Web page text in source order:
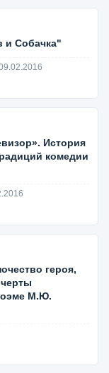
и Собачка"
История
комедии
героя,
М.Ю.